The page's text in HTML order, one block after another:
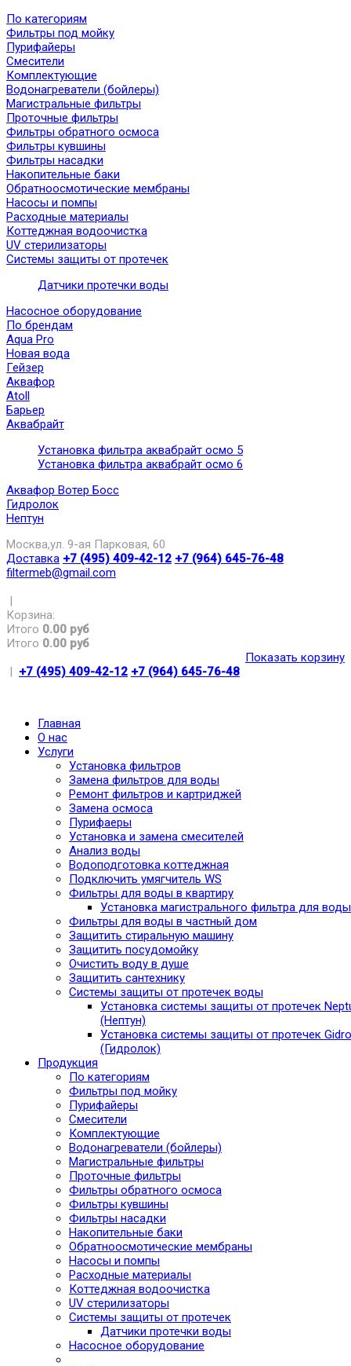
По категориям
Фильтры под мойку
Пурифайеры
Смесители
Комплектующие
Водонагреватели (бойлеры)
Магистральные фильтры
Проточные фильтры
Фильтры обратного осмоса
Фильтры кувшины
Фильтры насадки
Накопительные баки
Обратноосмотические мембраны
Насосы и помпы
Расходные материалы
Коттеджная водоочистка
UV стерилизаторы
Системы защиты от протечек
Датчики протечки воды
Насосное оборудование
По брендам
Aqua Pro
Новая вода
Гейзер
Аквафор
Atoll
Барьер
Аквабрайт
Установка фильтра аквабрайт осмо 5
Установка фильтра аквабрайт осмо 6
Аквафор Вотер Босс
Гидролок
Нептун
Москва,ул. 9-ая Парковая, 60
Доставка +7 (495) 409-42-12 +7 (964) 645-76-48
filtermeb@gmail.com
|
Корзина:
Итого 0.00 руб
Итого 0.00 руб
Показать корзину
| +7 (495) 409-42-12 +7 (964) 645-76-48
Главная
О нас
Услуги
Установка фильтров
Замена фильтров для воды
Ремонт фильтров и картриджей
Замена осмоса
Пурифаеры
Установка и замена смесителей
Анализ воды
Водоподготовка коттеджная
Подключить умягчитель WS
Фильтры для воды в квартиру
Установка магистрального фильтра для воды
Фильтры для воды в частный дом
Защитить стиральную машину
Защитить посудомойку
Очистить воду в душе
Защитить сантехнику
Системы защиты от протечек воды
Установка системы защиты от протечек
(Нептун)
Установка системы защиты от протечек
(Гидролок)
Продукция
По категориям
Фильтры под мойку
Пурифайеры
Смесители
Комплектующие
Водонагреватели (бойлеры)
Магистральные фильтры
Проточные фильтры
Фильтры обратного осмоса
Фильтры кувшины
Фильтры насадки
Накопительные баки
Обратноосмотические мембраны
Насосы и помпы
Расходные материалы
Коттеджная водоочистка
UV стерилизаторы
Системы защиты от протечек
Датчики протечки воды
Насосное оборудование